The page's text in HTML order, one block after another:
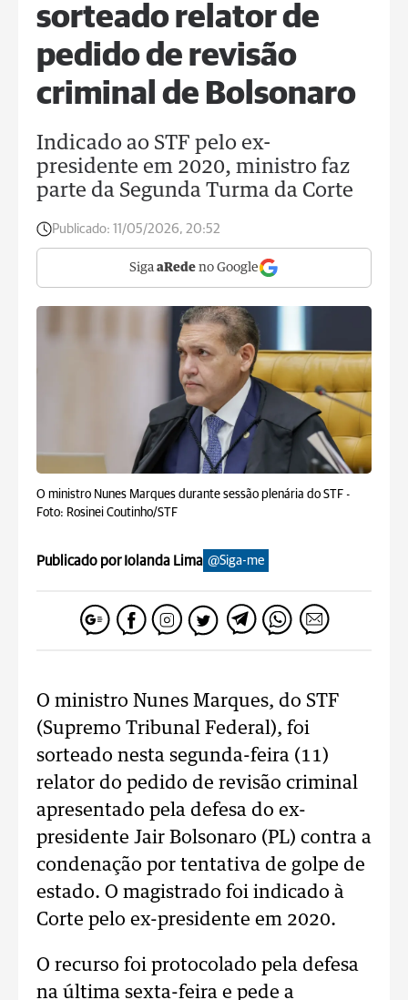
sorteado relator de
pedido de revisão
criminal de Bolsonaro
Indicado ao STF pelo ex-
presidente em 2020, ministro faz
parte da Segunda Turma da Corte
Publicado: 11/05/2026, 20:52
Siga aRede no Google
O ministro Nunes Marques durante sessão plenária do STF -
Foto: Rosinei Coutinho/STF
Publicado por Iolanda Lima @Siga-me
O ministro Nunes Marques, do STF
(Supremo Tribunal Federal), foi
sorteado nesta segunda-feira (11)
relator do pedido de revisão criminal
apresentado pela defesa do ex-
presidente Jair Bolsonaro (PL) contra a
condenação por tentativa de golpe de
estado. O magistrado foi indicado à
Corte pelo ex-presidente em 2020.
O recurso foi protocolado pela defesa
na última sexta-feira e pede a